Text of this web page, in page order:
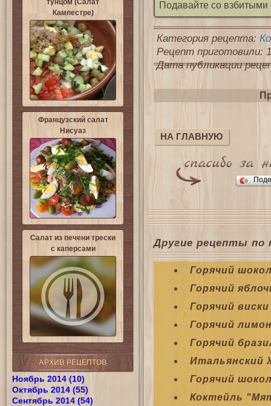
тунцом (Салат
Кампестре)
Французский салат
Нисуаз
Салат из печени трески
с каперсами
АРХИВ РЕЦЕПТОВ
Ноябрь 2014 (10)
Октябрь 2014 (55)
Сентябрь 2014 (54)
Подавайте со взбитыми
Категория рецепта:
Рецепт приготовили:
Дата публикации
НА ГЛАВНУЮ
Другие рецепты по
Горячий
Горячий
Горячий
Горячий
Горячий
Итальянский
Горячий
Коктейль